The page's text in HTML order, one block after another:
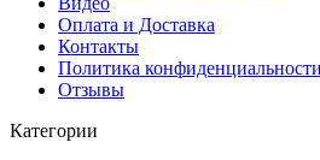
Оплата и Доставка
Контакты
Политика конфиденциальности
Отзывы
Категории